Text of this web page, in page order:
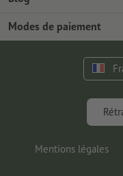
Protection de
Expédition
Programme Premium
Tutoriels Photoshop
Outils & Fonts gratuits
Marketing & Insights
Modes de paiement
Mentions légales